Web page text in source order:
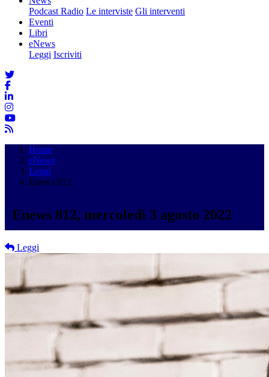
Podcast Radio Le interviste Gli interventi
Eventi
Libri
eNews
Leggi Iscriviti
Home
eNews
Leggi
Enews 812
Enews 812, mercoledì 3 agosto 2022
Leggi